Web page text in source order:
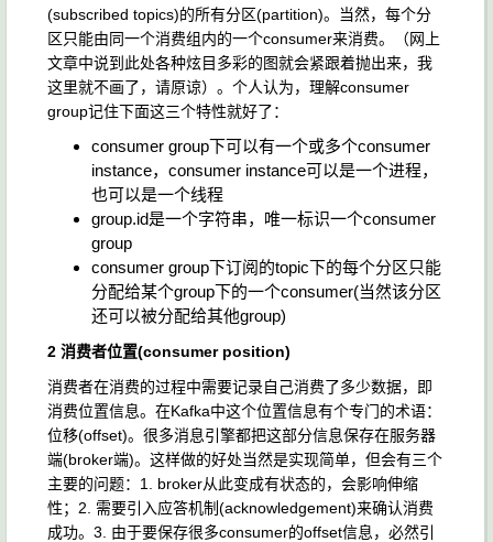
(subscribed topics)的所有分区(partition)。当然，每个分
区只能由同一个消费组内的一个consumer来消费。（网上
文章中说到此处各种炫目多彩的图就会紧跟着抛出来，我
这里就不画了，请原谅）。个人认为，理解consumer
group记住下面这三个特性就好了：
consumer group下可以有一个或多个consumer
instance，consumer instance可以是一个进程，
也可以是一个线程
group.id是一个字符串，唯一标识一个consumer
group
consumer group下订阅的topic下的每个分区只能
分配给某个group下的一个consumer(当然该分区
还可以被分配给其他group)
2 消费者位置(consumer position)
消费者在消费的过程中需要记录自己消费了多少数据，即
消费位置信息。在Kafka中这个位置信息有个专门的术语：
位移(offset)。很多消息引擎都把这部分信息保存在服务器
端(broker端)。这样做的好处当然是实现简单，但会有三个
主要的问题：1. broker从此变成有状态的，会影响伸缩
性；2. 需要引入应答机制(acknowledgement)来确认消费
成功。3. 由于要保存很多consumer的offset信息，必然引